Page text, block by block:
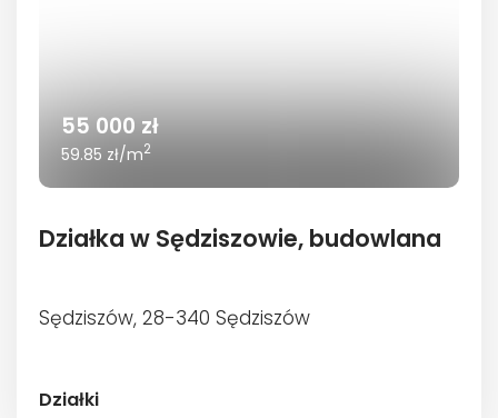
55 000 zł
59.85 zł/m2
Działka w Sędziszowie, budowlana
Sędziszów, 28-340 Sędziszów
Działki